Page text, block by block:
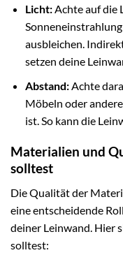
Licht:Achte auf die
ausbleichen.
setzen deine
Abstand:Achte
Möbeln oder
ist. So kann die
Materialien und
solltest
Die Qualität der
eine entscheidende
deiner Leinwand. Hier
solltest: